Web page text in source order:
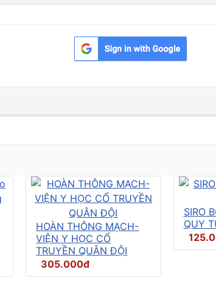
HOÀN THÔNG MẠCH-
VIỆN Y HỌC CỔ
TRUYỀN QUÂN ĐỘI
305.000đ
SIRO
QUY